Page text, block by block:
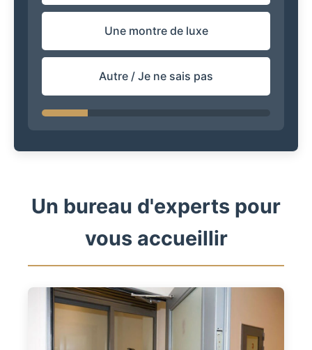
Une montre de luxe
Autre / Je ne sais pas
Un bureau d'experts pour
vous accueillir